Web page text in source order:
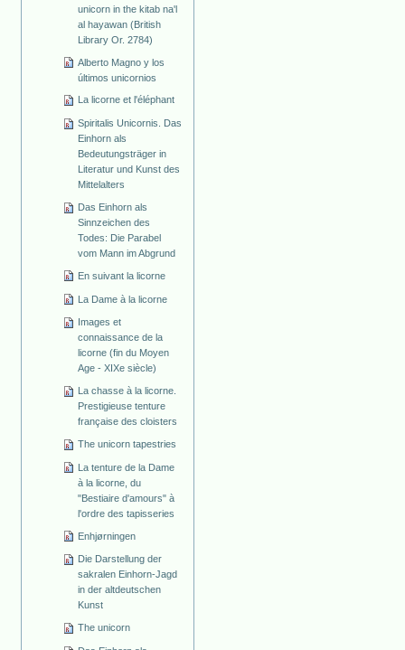
unicorn in the kitab na'l
al hayawan (British
Library Or. 2784)
Alberto Magno y los
últimos unicornios
La licorne et l'éléphant
Spiritalis Unicornis. Das
Einhorn als
Bedeutungsträger in
Literatur und Kunst des
Mittelalters
Das Einhorn als
Sinnzeichen des
Todes: Die Parabel
vom Mann im Abgrund
En suivant la licorne
La Dame à la licorne
Images et
connaissance de la
licorne (fin du Moyen
Age - XIXe siècle)
La chasse à la licorne.
Prestigieuse tenture
française des cloisters
The unicorn tapestries
La tenture de la Dame
à la licorne, du
"Bestiaire d'amours" à
l'ordre des tapisseries
Enhjørningen
Die Darstellung der
sakralen Einhorn-Jagd
in der altdeutschen
Kunst
The unicorn